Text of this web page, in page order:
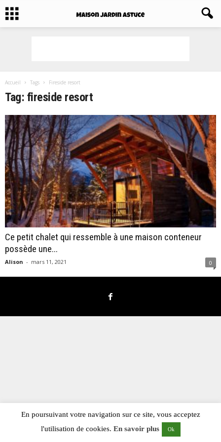
Accueil Tags Fireside resort
Tag: fireside resort
Ce petit chalet qui ressemble à une maison conteneur
possède une...
Alison - mars 11, 2021 0
En poursuivant votre navigation sur ce site, vous acceptez
l'utilisation de cookies. En savoir plus Ok